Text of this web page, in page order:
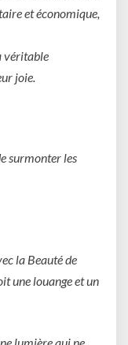
et économique,
véritable
joie.
surmonter les
la Beauté de
une louange et un